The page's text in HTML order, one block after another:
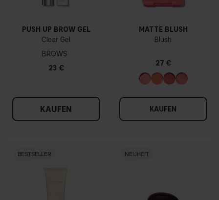
PUSH UP BROW GEL
Clear Gel
BROWS
23 €
KAUFEN
MATTE BLUSH
Blush
27 €
KAUFEN
BESTSELLER NEUHEIT